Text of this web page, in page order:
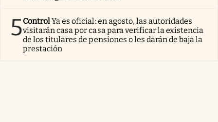
5ControlYa es oficial: en agosto, las autoridades
visitarán casa por casa para verificar la existencia
de los titulares de pensiones o les darán de baja la
prestación